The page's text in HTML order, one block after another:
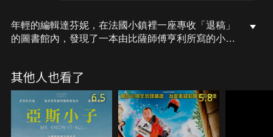
年輕的編輯達芬妮，在法國小鎮裡一座專收「退稿」
的圖書館內，發現了一本由比薩師傅亨利所寫的小
薩師傅之手。亨利的女兒喬瑟芬抱持著相同疑問，決
定與胡許聯手展開調查書中的秘密……
其他人也看了
6.5 5.8